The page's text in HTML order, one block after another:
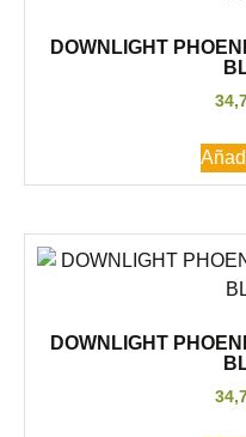
DOWNLIGHT
DOWNLIGHT